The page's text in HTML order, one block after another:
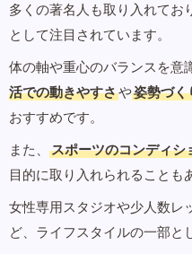
多くの著名人も取り入れてお
として注目されています。
体の軸や重心のバランスを意
活での動きやすさや姿勢づく
おすすめです。
また、
スポーツのコンディシ
目的に取り入れられることも
女性専用スタジオや少人数レ
ど、ライフスタイルの一部と